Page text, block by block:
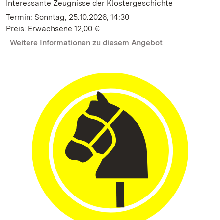
Interessante Zeugnisse der Klostergeschichte
Termin: Sonntag, 25.10.2026, 14:30
Preis: Erwachsene 12,00 €
Weitere Informationen zu diesem Angebot